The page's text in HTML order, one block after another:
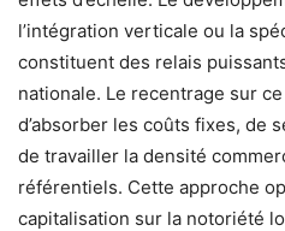
l’intégration verticale ou la
constituent des relais
nationale. Le recentrage sur
d’absorber les coûts fixes, de
de travailler la densité
référentiels. Cette approche
capitalisation sur la notoriété